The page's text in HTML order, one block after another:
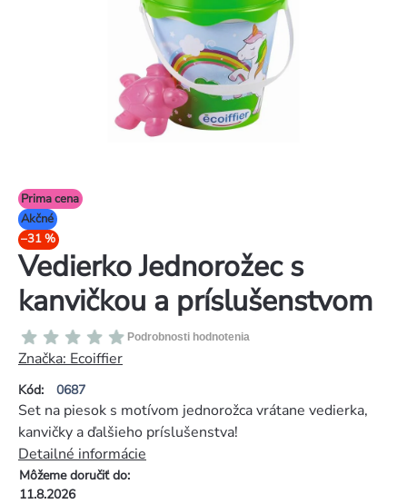
Prima cena
Akčné
–31 %
Vedierko Jednorožec s
kanvičkou a príslušenstvom
Kód: 0687
Priemerné
hodnotenie
produktu
je
0,0
z
5
hviezdičiek.
Podrobnosti hodnotenia
Značka: Ecoiffier
Môžeme doručiť do:
11.8.2026
Set na piesok s motívom jednorožca vrátane vedierka,
kanvičky a ďalšieho príslušenstva!
Detailné informácie